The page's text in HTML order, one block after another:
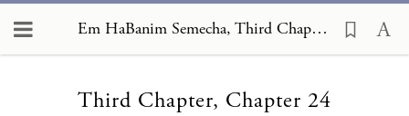
Em HaBanim Semecha, Third Chapter 24
Third Chapter, Chapter 24